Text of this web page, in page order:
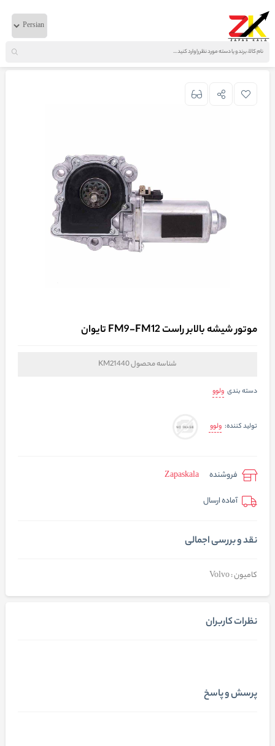
خانه لوازم برقی ولوو موتور شیشه بالابر راست FM9-FM12 تایوان
موتور شیشه بالابر راست FM9-FM12 تایوان
شناسه محصولKM21440
دسته بندی ولوو
تولید کننده: ولوو
فروشنده
Zapaskala
آماده ارسال
نقد و بررسی اجمالی
کامیون : Volvo
نظرات کاربران
پرسش و پاسخ